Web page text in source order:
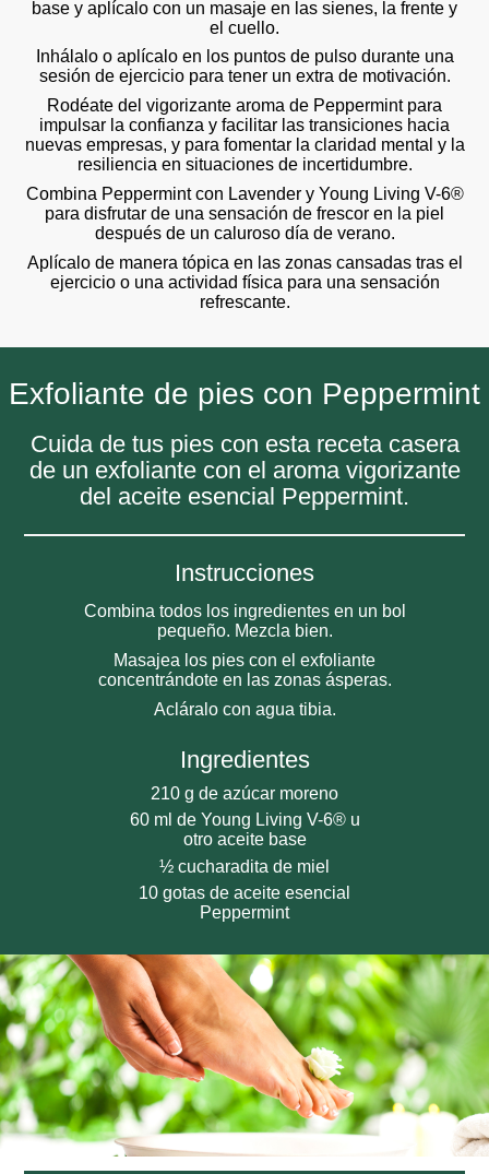
base y aplícalo con un masaje en las sienes, la frente y
el cuello.
Inhálalo o aplícalo en los puntos de pulso durante una
sesión de ejercicio para tener un extra de motivación.
Rodéate del vigorizante aroma de Peppermint para
impulsar la confianza y facilitar las transiciones hacia
nuevas empresas, y para fomentar la claridad mental y la
resiliencia en situaciones de incertidumbre.
Combina Peppermint con Lavender y Young Living V-6®
para disfrutar de una sensación de frescor en la piel
después de un caluroso día de verano.
Aplícalo de manera tópica en las zonas cansadas tras el
ejercicio o una actividad física para una sensación
refrescante.
Exfoliante de pies con Peppermint
Cuida de tus pies con esta receta casera
de un exfoliante con el aroma vigorizante
del aceite esencial Peppermint.
Ingredientes
210 g de azúcar moreno
60 ml de Young Living V-6® u
otro aceite base
½ cucharadita de miel
10 gotas de aceite esencial
Peppermint
Instrucciones
Combina todos los ingredientes en un bol
pequeño. Mezcla bien.
Masajea los pies con el exfoliante
concentrándote en las zonas ásperas.
Acláralo con agua tibia.